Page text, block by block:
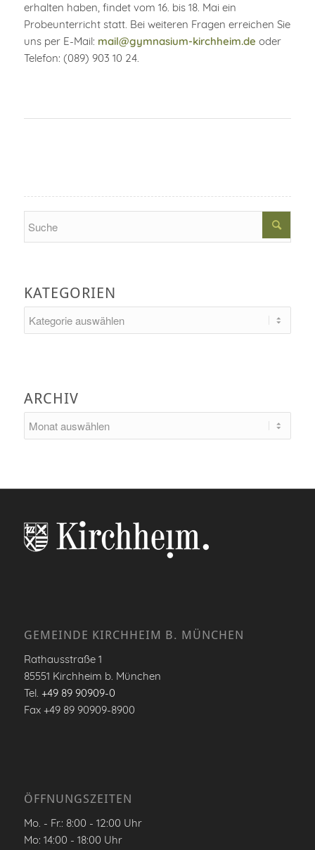
erhalten haben, findet vom 16. bis 18. Mai ein
Probeunterricht statt. Bei weiteren Fragen erreichen Sie
uns per E-Mail: mail@gymnasium-kirchheim.de oder
Telefon: (089) 903 10 24.
KATEGORIEN
ARCHIV
GEMEINDE KIRCHHEIM B. MÜNCHEN
Rathausstraße 1
85551 Kirchheim b. München
Tel. +49 89 90909-0
Fax +49 89 90909-8900
ÖFFNUNGSZEITEN
Mo. - Fr.: 8:00 - 12:00 Uhr
Mo: 14:00 - 18:00 Uhr